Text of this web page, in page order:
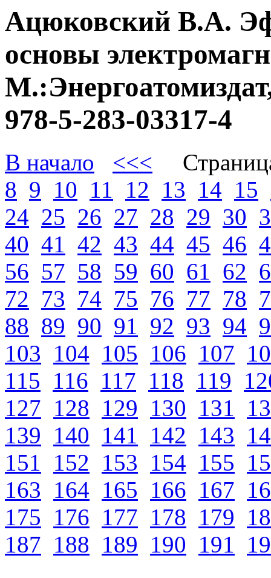
Ацюковский В.А.
основы
978-5-283-03317-4
В начало <<<
8 9 10 11 12 13 14 15
24 25 26 27 28 29 30
40 41 42 43 44 45 46
56 57 58 59 60 61 62
72 73 74 75 76 77 78
88 89 90 91 92 93 94
103 104 105 106 107
115 116 117 118 119
127 128 129 130 131
139 140 141 142 143
151
152 153 154 155
163 164 165 166 167
175 176 177 178 179
187 188 189 190 191